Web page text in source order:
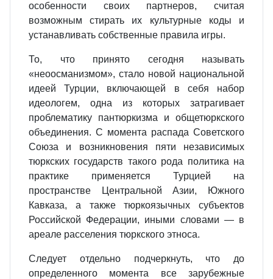
особенности своих партнеров, считая
возможным стирать их культурные коды и
устанавливать собственные правила игры.
То, что принято сегодня называть
«неоосманизмом», стало новой национальной
идеей Турции, включающей в себя набор
идеологем, одна из которых затрагивает
проблематику пантюркизма и общетюркского
объединения. С момента распада Советского
Союза и возникновения пяти независимых
тюркских государств такого рода политика на
практике применяется Турцией на
пространстве Центральной Азии, Южного
Кавказа, а также тюркоязычных субъектов
Российской Федерации, иными словами — в
ареале расселения тюркского этноса.
Следует отдельно подчеркнуть, что до
определенного момента все зарубежные